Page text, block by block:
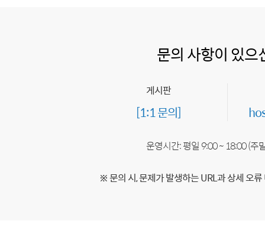
문의 사항이 있으
게시판
[1:1 문의]
운영시간: 평일 9:00 ~ 18:00 (주
※ 문의 시, 문제가 발생하는 URL과 상세 오